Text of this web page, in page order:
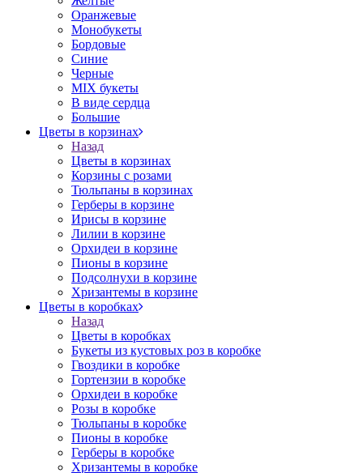
Оранжевые
Монобукеты
Бордовые
Синие
Черные
MIX букеты
В виде сердца
Большие
Цветы в корзинах
Назад
Цветы в корзинах
Корзины с розами
Тюльпаны в корзинах
Герберы в корзине
Ирисы в корзине
Лилии в корзине
Орхидеи в корзине
Пионы в корзине
Подсолнухи в корзине
Хризантемы в корзине
Цветы в коробках
Назад
Цветы в коробках
Букеты из кустовых роз в коробке
Гвоздики в коробке
Гортензии в коробке
Орхидеи в коробке
Розы в коробке
Тюльпаны в коробке
Пионы в коробке
Герберы в коробке
Хризантемы в коробке